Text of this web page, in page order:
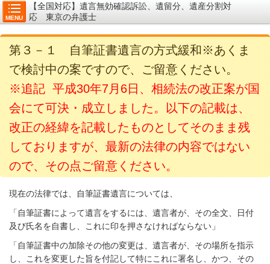
MENU
【全国対応】遺言無効確認訴訟、遺留分、遺産分割対
応 東京の弁護士
第３－１ 自筆証書遺言の方式緩和※あくま
で検討中の案ですので、ご留意ください。
※追記 平成30年7月6日、相続法の改正案が国
会にて可決・成立しました。以下の記載は、
改正の経緯を記載したものとしてそのまま残
しておりますが、最新の法律の内容ではない
ので、その点ご留意ください。
現在の法律では、自筆証書遺言については、
「自筆証書によって遺言をするには、遺言者が、その全文、日付
及び氏名を自書し、これに印を押さなければならない」
「自筆証書中の加除その他の変更は、遺言者が、その場所を指示
し、これを変更した旨を付記して特にこれに署名し、かつ、その